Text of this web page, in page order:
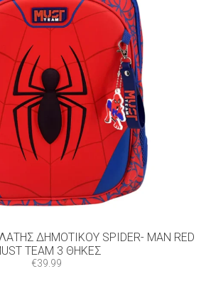
ΔΗΜΟΤΙΚΟΎ SPIDER- MAN RED
TEAM 3 ΘΉΚΕΣ
€39.99